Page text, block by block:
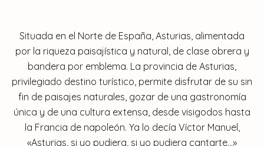
Situada en el Norte de España, Asturias, alimentada
por la riqueza paisajística y natural, de clase obrera y
bandera por emblema. La provincia de Asturias,
privilegiado destino turístico, permite disfrutar de su sin
fin de paisajes naturales, gozar de una gastronomía
única y de una cultura extensa, desde visigodos hasta
la Francia de napoleón. Ya lo decía Víctor Manuel,
«Asturias, si yo pudiera, si yo pudiera cantarte…»